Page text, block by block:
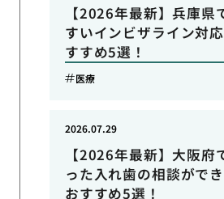
【2026年最新】兵庫県
すいインビザライン対
すすめ5選！
医療
【2026年最新】大阪府
った入れ歯の相談がで
おすすめ5選！
2026.07.29